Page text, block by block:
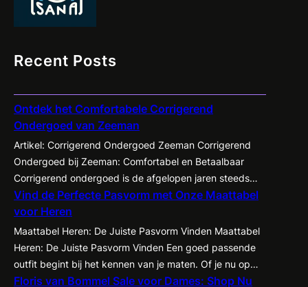
Recent Posts
Ontdek het Comfortabele Corrigerend
Ondergoed van Zeeman
Artikel: Corrigerend Ondergoed Zeeman Corrigerend
Ondergoed bij Zeeman: Comfortabel en Betaalbaar
Corrigerend ondergoed is de afgelopen jaren steeds
populairder geworden onder zowel mannen als
vrouwen. Het biedt de mogelijkheid om je figuur op een
subtiele manier te accentueren en te corrigeren,
waardoor kleding beter tot zijn recht komt en je
zelfvertrouwen een boost krijgt. Een…
Vind de Perfecte Pasvorm met Onze Maattabel
voor Heren
Maattabel Heren: De Juiste Pasvorm Vinden Maattabel
Heren: De Juiste Pasvorm Vinden Een goed passende
outfit begint bij het kennen van je maten. Of je nu op
zoek bent naar een nieuw pak, een casual shirt of een
Floris van Bommel Sale voor Dames: Shop Nu